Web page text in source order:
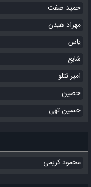
حمید صفت
مهراد هیدن
یاس
شایع
امیر تتلو
حصین
حسین تهی
محمود کریمی